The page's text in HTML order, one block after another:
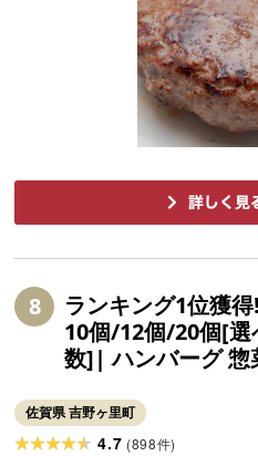
8
ランキング1位獲
10個/12個/20個[選
数]| ハンバーグ 惣
石丸食肉産業[レ
品][FBX005/
佐賀県 吉野ヶ里町
4.7 (898件)